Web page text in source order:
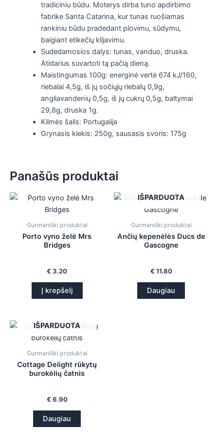
tradiciniu būdu. Moterys dirba tuno apdirbimo
fabrike Santa Catarina, kur tunas ruošiamas
rankiniu būdu pradedant plovimu, sūdymu,
baigiant etikečių klijavimu.
Sudedamosios dalys: tunas, vanduo, druska.
Atidarius suvartoti tą pačią dieną.
Maistingumas 100g: energinė vertė 674 kJ/160,
riebalai 4,5g, iš jų sočiųjų riebalų 0,9g,
angliavandenių 0,5g, iš jų cukrų 0,5g, baltymai
29,8g, druska 1g.
Kilmės šalis: Portugalija
Grynasis kiekis: 250g, sausasis svoris: 175g
Panašūs produktai
Gurmaniški produktai
Porto vyno želė Mrs
Bridges
€ 3.20
Į krepšelį
IŠPARDUOTA
Gurmaniški produktai
Ančių kepenėlės Ducs de
Gascogne
€ 11.80
Daugiau
IŠPARDUOTA
Gurmaniški produktai
Cottage Delight rūkytų
burokėlių čatnis
€ 6.90
Daugiau